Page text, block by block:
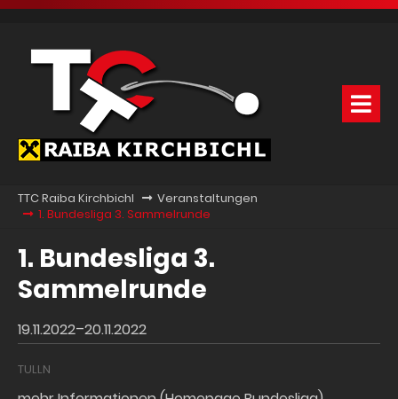
TTC Raiba Kirchbichl
Veranstaltungen
1. Bundesliga 3. Sammelrunde
1. Bundesliga 3.
Sammelrunde
19.11.2022–20.11.2022
TULLN